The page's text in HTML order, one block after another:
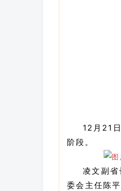
12 月 21
阶段。
凌文副
委会主任陈